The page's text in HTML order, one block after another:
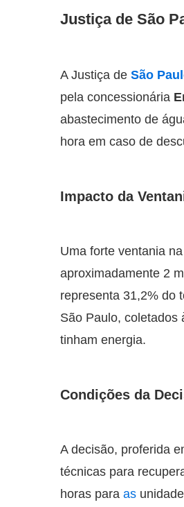
Justiça de São
A Justiça de São
pela concessionária
abastecimento de
hora em caso de
Impacto da
Uma forte ventania
aproximadamente 2
representa 31,2% do
São Paulo, coletados
tinham energia.
Condições da
A decisão, proferida
técnicas para
horas para as